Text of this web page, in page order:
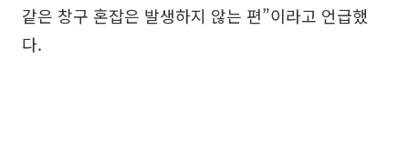
같은 창구 혼잡은 발생하지 않는 편”이라고 언급했
다.